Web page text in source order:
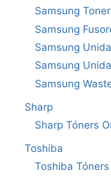
Samsung
Samsung
Samsung
Samsung
Samsung
Sharp
Sharp Tóners
Toshiba
Toshiba